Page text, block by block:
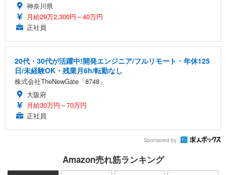
神奈川県
月給29万2,300円～40万円
正社員
20代・30代が活躍中!開発エンジニア/フルリモート・年休125
日/未経験OK・残業月6h/転勤なし
株式会社TheNewGate「8748」
大阪府
月給30万円～70万円
正社員
Sponsored by
Amazon売れ筋ランキング